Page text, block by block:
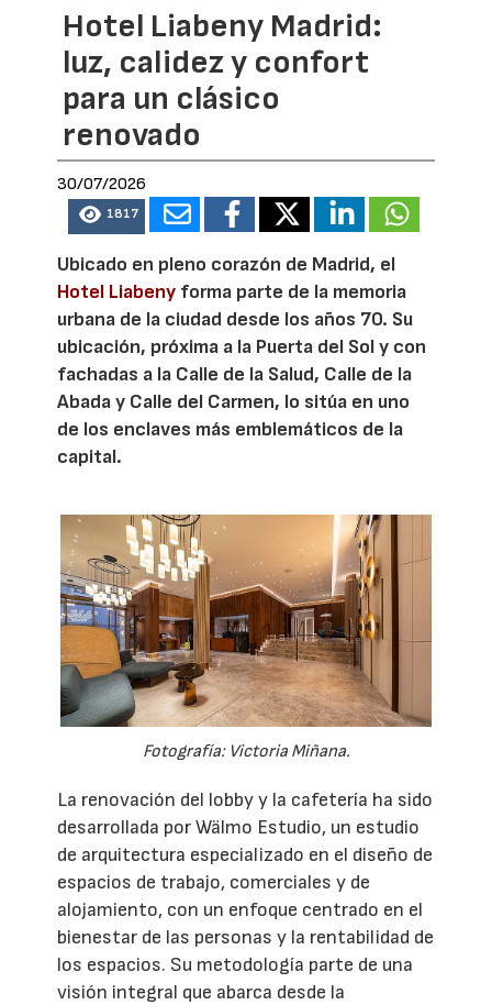
Hotel Liabeny Madrid:
luz, calidez y confort
para un clásico
renovado
30/07/2026
1817
Ubicado en pleno corazón de Madrid, el
Hotel Liabeny forma parte de la memoria
urbana de la ciudad desde los años 70. Su
ubicación, próxima a la Puerta del Sol y con
fachadas a la Calle de la Salud, Calle de la
Abada y Calle del Carmen, lo sitúa en uno
de los enclaves más emblemáticos de la
capital.
Fotografía: Victoria Miñana.
La renovación del lobby y la cafetería ha sido
desarrollada por Wälmo Estudio, un estudio
de arquitectura especializado en el diseño de
espacios de trabajo, comerciales y de
alojamiento, con un enfoque centrado en el
bienestar de las personas y la rentabilidad de
los espacios. Su metodología parte de una
visión integral que abarca desde la